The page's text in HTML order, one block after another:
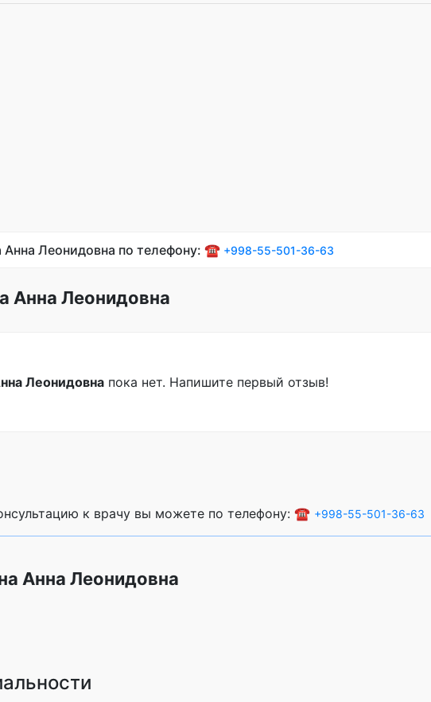
Анна Леонидовна по телефону: ☎️ +998-55-501-36-63
Анна Леонидовна
Леонидовна пока нет. Напишите первый отзыв!
к врачу вы можете по телефону: ☎️ +998-55-501-36-63
Анна Леонидовна